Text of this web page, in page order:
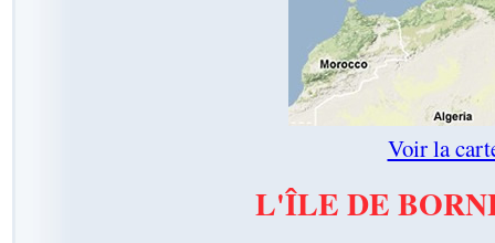
Voir la
L'ÎLE DE